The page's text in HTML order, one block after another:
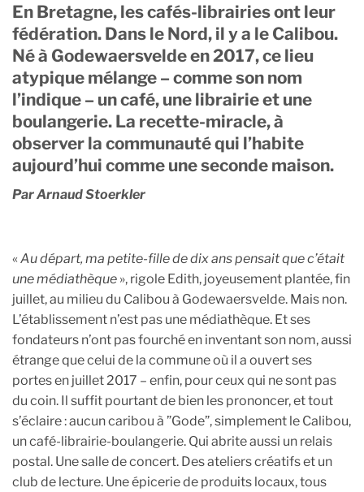
En Bretagne, les cafés-librairies ont leur
fédération. Dans le Nord, il y a le Calibou.
Né à Godewaersvelde en 2017, ce lieu
atypique mélange – comme son nom
l’indique – un café, une librairie et une
boulangerie. La recette-miracle, à
observer la communauté qui l’habite
aujourd’hui comme une seconde maison.
Par Arnaud Stoerkler
« Au départ, ma petite-fille de dix ans pensait que c’était
une médiathèque », rigole Edith, joyeusement plantée, fin
juillet, au milieu du Calibou à Godewaersvelde. Mais non.
L’établissement n’est pas une médiathèque. Et ses
fondateurs n’ont pas fourché en inventant son nom, aussi
étrange que celui de la commune où il a ouvert ses
portes en juillet 2017 – enfin, pour ceux qui ne sont pas
du coin. Il suffit pourtant de bien les prononcer, et tout
s’éclaire : aucun caribou à ”Gode”, simplement le Calibou,
un café-librairie-boulangerie. Qui abrite aussi un relais
postal. Une salle de concert. Des ateliers créatifs et un
club de lecture. Une épicerie de produits locaux, tous